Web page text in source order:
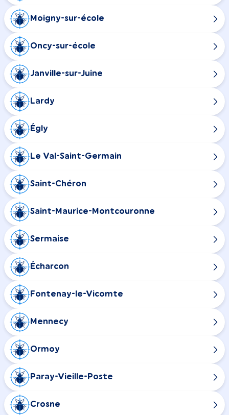
Moigny-sur-école
Oncy-sur-école
Janville-sur-Juine
Lardy
Égly
Le Val-Saint-Germain
Saint-Chéron
Saint-Maurice-Montcouronne
Sermaise
Écharcon
Fontenay-le-Vicomte
Mennecy
Ormoy
Paray-Vieille-Poste
Crosne